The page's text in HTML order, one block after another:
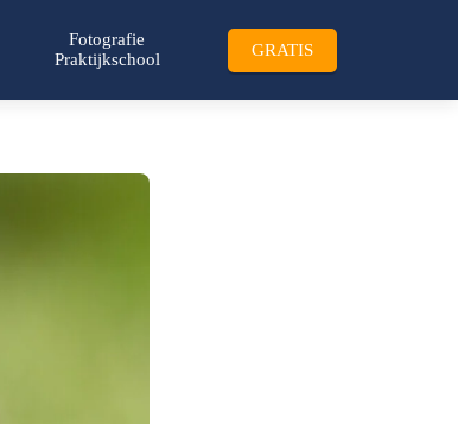
Fotografie
Praktijkschool
GRATIS